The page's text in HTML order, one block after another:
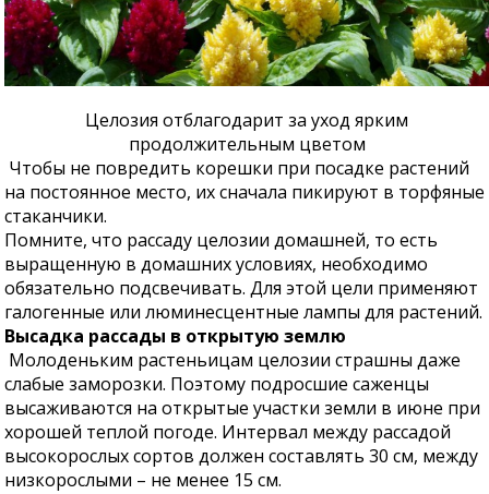
Целозия отблагодарит за уход ярким
продолжительным цветом
Чтобы не повредить корешки при посадке растений
на постоянное место, их сначала пикируют в торфяные
стаканчики.
Помните, что рассаду целозии домашней, то есть
выращенную в домашних условиях, необходимо
обязательно подсвечивать. Для этой цели применяют
галогенные или люминесцентные лампы для растений.
Высадка рассады в открытую землю
Молоденьким растеньицам целозии страшны даже
слабые заморозки. Поэтому подросшие саженцы
высаживаются на открытые участки земли в июне при
хорошей теплой погоде. Интервал между рассадой
высокорослых сортов должен составлять 30 см, между
низкорослыми – не менее 15 см.